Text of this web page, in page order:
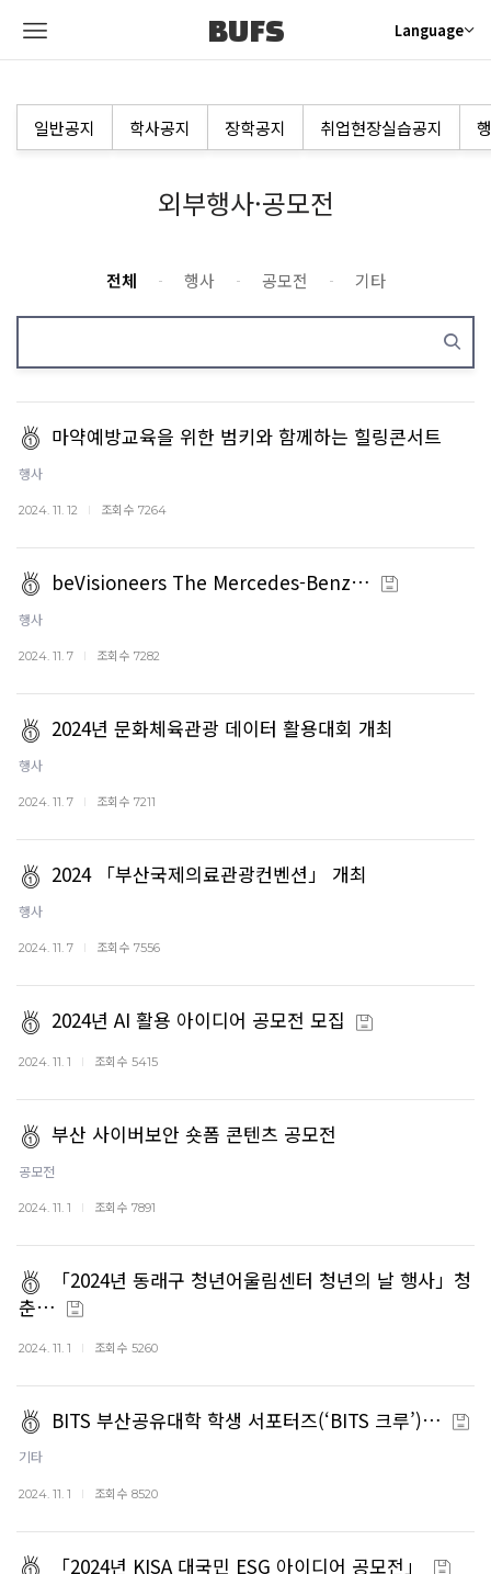
BUFS Language
일반공지 학사공지 장학공지 취업현장실습공지
외부행사·공모전
전체 행사 공모전 기타
마약예방교육을 위한 범키와 함께하는 힐링콘서트
행사
2024. 11. 12 조회수 7264
beVisioneers The Mercedes-Benz…
행사
2024. 11. 7 조회수 7282
2024년 문화체육관광 데이터 활용대회 개최
행사
2024. 11. 7 조회수 7211
2024 「부산국제의료관광컨벤션」 개최
행사
2024. 11. 7 조회수 7556
2024년 AI 활용 아이디어 공모전 모집
2024. 11. 1 조회수 5415
부산 사이버보안 숏폼 콘텐츠 공모전
공모전
2024. 11. 1 조회수 7891
「2024년 동래구 청년어울림센터 청년의 날 행사」청
춘…
2024. 11. 1 조회수 5260
BITS 부산공유대학 학생 서포터즈(‘BITS 크루’)…
기타
2024. 11. 1 조회수 8520
「2024년 KISA 대국민 ESG 아이디어 공모전」